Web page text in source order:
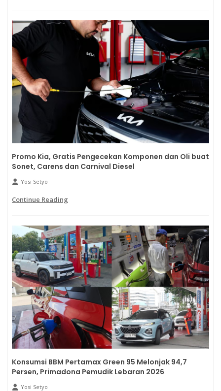
Promo Kia, Gratis Pengecekan Komponen dan Oli buat
Sonet, Carens dan Carnival Diesel
Yosi Setyo
Continue Reading
Konsumsi BBM Pertamax Green 95 Melonjak 94,7
Persen, Primadona Pemudik Lebaran 2026
Yosi Setyo